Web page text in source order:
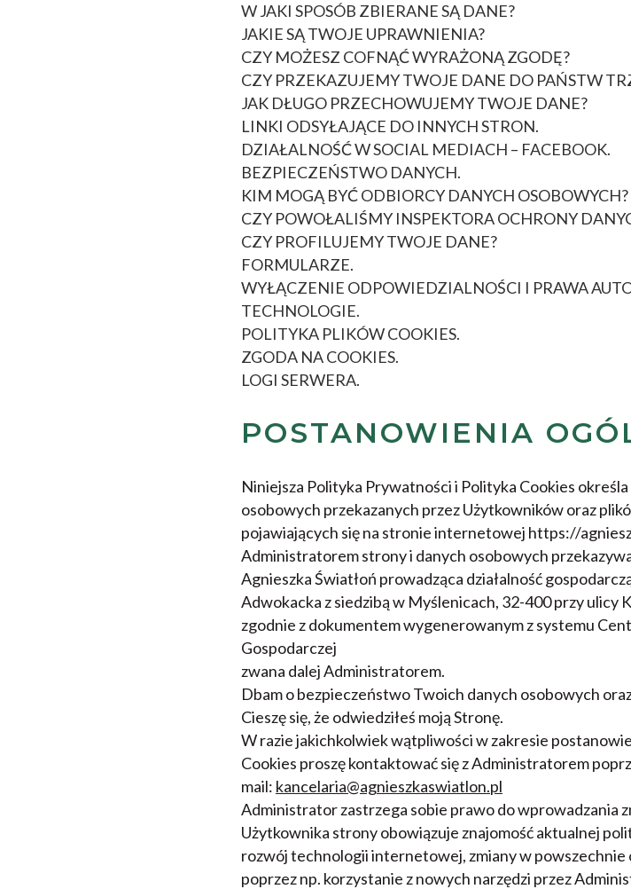
W JAKI SPOSÓB ZBIERANE SĄ DANE?
JAKIE SĄ TWOJE UPRAWNIENIA?
CZY MOŻESZ COFNĄĆ WYRAŻONĄ ZGODĘ?
CZY PRZEKAZUJEMY TWOJE DANE DO PAŃSTW
JAK DŁUGO PRZECHOWUJEMY TWOJE DANE?
LINKI ODSYŁAJĄCE DO INNYCH STRON.
DZIAŁALNOŚĆ W SOCIAL MEDIACH – FACEBOOK.
BEZPIECZEŃSTWO DANYCH.
KIM MOGĄ BYĆ ODBIORCY DANYCH OSOBOWYCH?
CZY POWOŁALIŚMY INSPEKTORA OCHRONY
CZY PROFILUJEMY TWOJE DANE?
FORMULARZE.
WYŁĄCZENIE ODPOWIEDZIALNOŚCI I PRAWA
TECHNOLOGIE.
POLITYKA PLIKÓW COOKIES.
ZGODA NA COOKIES.
LOGI SERWERA.
POSTANOWIENIA
Niniejsza Polityka Prywatności i Polityka Cookies
osobowych przekazanych przez Użytkowników oraz
pojawiających się na stronie internetowej https://
Administratorem strony i danych osobowych
Agnieszka Światłoń prowadząca działalność
Adwokacka z siedzibą w Myślenicach, 32-400 przy ulicy
zgodnie z dokumentem wygenerowanym z systemu
Gospodarczej
zwana dalej Administratorem.
Dbam o bezpieczeństwo Twoich danych osobowych
Cieszę się, że odwiedziłeś moją Stronę.
W razie jakichkolwiek wątpliwości w zakresie
Cookies proszę kontaktować się z Administratorem
mail: kancelaria@agnieszkaswiatlon.pl
Administrator zastrzega sobie prawo do wprowadzania
Użytkownika strony obowiązuje znajomość aktualnej
rozwój technologii internetowej, zmiany w
poprzez np. korzystanie z nowych narzędzi przez